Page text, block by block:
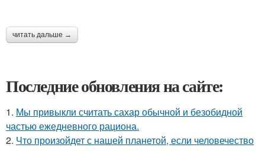
читать дальше →
Последние обновления на сайте:
1. Мы привыкли считать сахар обычной и безобидной
частью ежедневного рациона.
2. Что произойдет с нашей планетой, если человечество